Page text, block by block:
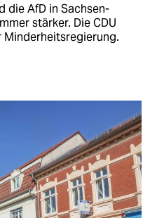
die AfD in Sachsen-
stärker. Die CDU